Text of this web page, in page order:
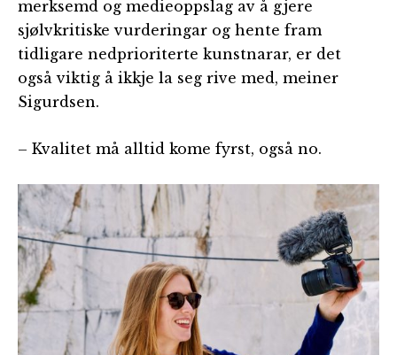
merksemd og medieoppslag av å gjere
sjølvkritiske vurderingar og hente fram
tidligare nedprioriterte kunstnarar, er det
også viktig å ikkje la seg rive med, meiner
Sigurdsen.
– Kvalitet må alltid kome fyrst, også no.